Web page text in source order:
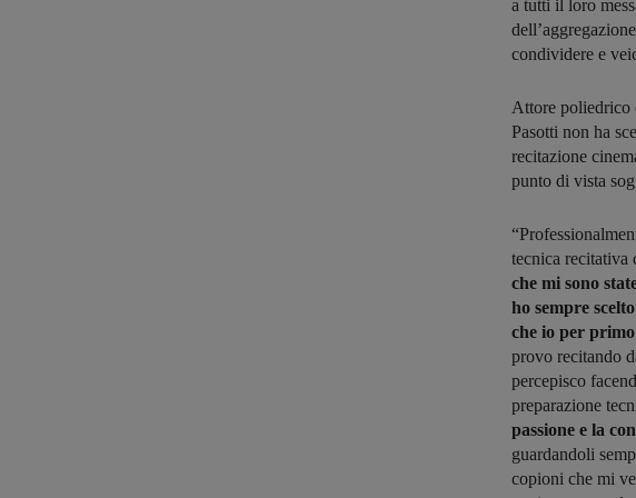
a tutti il loro
condividere e
Attore poliedrico
Pasotti non ha
recitazione
punto di vista
tecnica recitativa
che mi sono
ho sempre
che io per
provo recitando
percepisco
preparazione
passione e la
guardandoli
copioni che mi